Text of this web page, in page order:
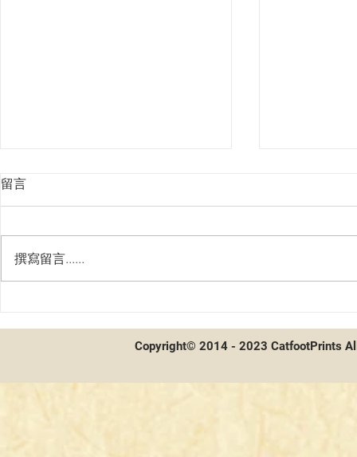
訪及牌組分享
留言
撰寫留言......
Copyright© 2014 - 2023 CatfootPrints